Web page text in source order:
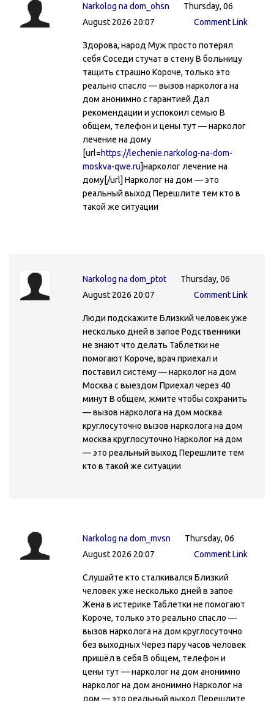
Narkolog na dom_ohsn
Thursday, 06
August 2026 20:07
Comment Link
Здорова, народ Муж просто потерял
себя Соседи стучат в стену В больницу
тащить страшно Короче, только это
реально спасло — вызов нарколога на
дом анонимно с гарантией Дал
рекомендации и успокоил семью В
общем, телефон и цены тут — нарколог
лечение на дому
[url=https://lechenie.narkolog-na-dom-
moskva-qwe.ru]нарколог лечение на
дому[/url] Нарколог на дом — это
реальный выход Перешлите тем кто в
такой же ситуации
Narkolog na dom_ptot
Thursday, 06
August 2026 20:07
Comment Link
Люди подскажите Близкий человек уже
несколько дней в запое Родственники
не знают что делать Таблетки не
помогают Короче, врач приехал и
поставил систему — нарколог на дом
Москва с выездом Приехал через 40
минут В общем, жмите чтобы сохранить
— вызов нарколога на дом москва
круглосуточно вызов нарколога на дом
москва круглосуточно Нарколог на дом
— это реальный выход Перешлите тем
кто в такой же ситуации
Narkolog na dom_mvsn
Thursday, 06
August 2026 20:07
Comment Link
Слушайте кто сталкивался Близкий
человек уже несколько дней в запое
Жена в истерике Таблетки не помогают
Короче, только это реально спасло —
вызов нарколога на дом круглосуточно
без выходных Через пару часов человек
пришёл в себя В общем, телефон и
цены тут — нарколог на дом анонимно
нарколог на дом анонимно Нарколог на
дом — это реальный выход Перешлите